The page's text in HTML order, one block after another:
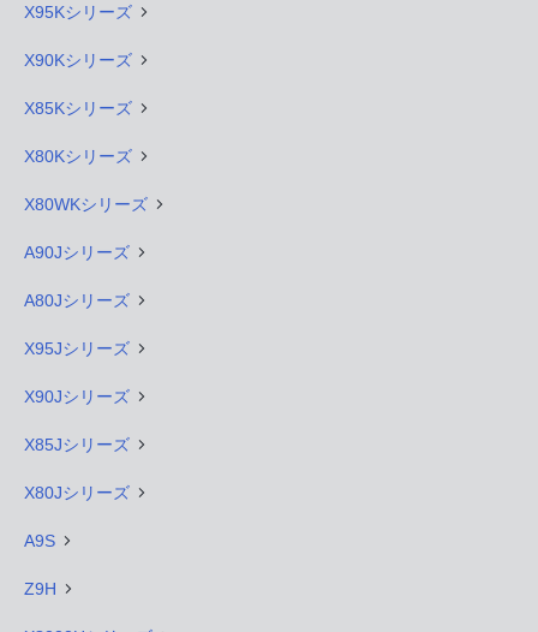
X95Kシリーズ
X90Kシリーズ
X85Kシリーズ
X80Kシリーズ
X80WKシリーズ
A90Jシリーズ
A80Jシリーズ
X95Jシリーズ
X90Jシリーズ
X85Jシリーズ
X80Jシリーズ
A9S
Z9H